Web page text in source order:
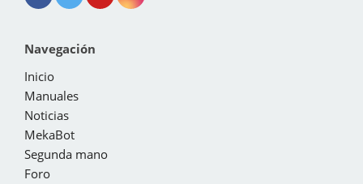
Navegación
Inicio
Manuales
Noticias
MekaBot
Segunda mano
Foro